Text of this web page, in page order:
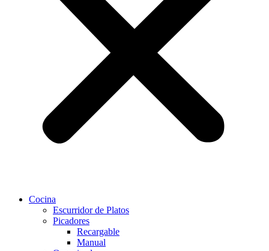
Cocina
Escurridor de Platos
Picadores
Recargable
Manual